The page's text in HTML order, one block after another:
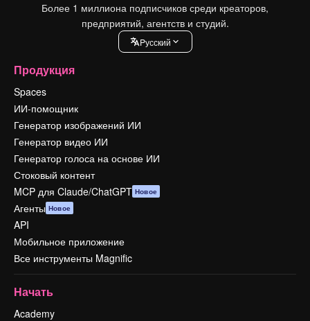
Более 1 миллиона подписчиков среди креаторов,
предприятий, агентств и студий.
Pусский
Продукция
Spaces
ИИ-помощник
Генератор изображений ИИ
Генератор видео ИИ
Генератор голоса на основе ИИ
Стоковый контент
MCP для Claude/ChatGPT Новое
Агенты Новое
API
Мобильное приложение
Все инструменты Magnific
Начать
Academy